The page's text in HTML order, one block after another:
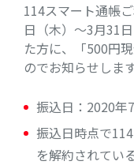
114スマート通帳
日（木）～3月31
た方に、「500円
のでお知らせします
振込日：2020年
振込日時点で
を解約されてい